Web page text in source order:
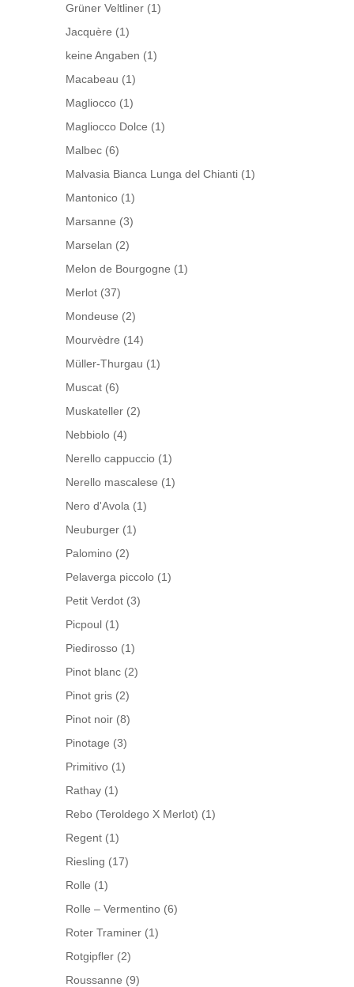
Grüner Veltliner (1)
Jacquère (1)
keine Angaben (1)
Macabeau (1)
Magliocco (1)
Magliocco Dolce (1)
Malbec (6)
Malvasia Bianca Lunga del Chianti (1)
Mantonico (1)
Marsanne (3)
Marselan (2)
Melon de Bourgogne (1)
Merlot (37)
Mondeuse (2)
Mourvèdre (14)
Müller-Thurgau (1)
Muscat (6)
Muskateller (2)
Nebbiolo (4)
Nerello cappuccio (1)
Nerello mascalese (1)
Nero d'Avola (1)
Neuburger (1)
Palomino (2)
Pelaverga piccolo (1)
Petit Verdot (3)
Picpoul (1)
Piedirosso (1)
Pinot blanc (2)
Pinot gris (2)
Pinot noir (8)
Pinotage (3)
Primitivo (1)
Rathay (1)
Rebo (Teroldego X Merlot) (1)
Regent (1)
Riesling (17)
Rolle (1)
Rolle – Vermentino (6)
Roter Traminer (1)
Rotgipfler (2)
Roussanne (9)